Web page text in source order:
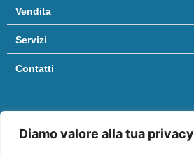
Diamo valore alla tua privacy
Vendita
Servizi
Contatti
ainfo@ifep.it